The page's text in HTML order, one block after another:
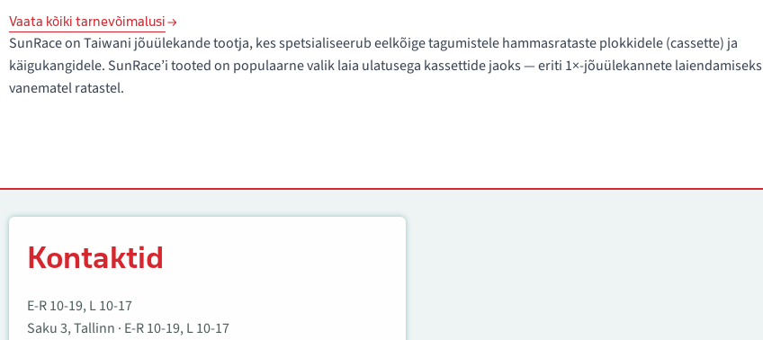
Vaata kõiki tarnevõimalusi
SunRace on Taiwani jõuülekande tootja, kes spetsialiseerub eelkõige tagumistele hammasrataste plokkidele (cassette) ja
käigukangidele. SunRace’i tooted on populaarne valik laia ulatusega kassettide jaoks — eriti 1×-jõuülekannete laiendamiseks
vanematel ratastel.
Kontaktid
E-R 10-19, L 10-17
Saku 3, Tallinn · E-R 10-19, L 10-17